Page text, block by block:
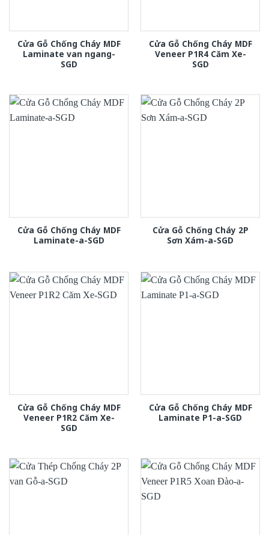
Cửa Gỗ Chống Cháy MDF
Laminate van ngang-
SGD
Cửa Gỗ Chống Cháy MDF
Veneer P1R4 Căm Xe-
SGD
Cửa Gỗ Chống Cháy MDF
Laminate-a-SGD
Cửa Gỗ Chống Cháy 2P
Sơn Xám-a-SGD
Cửa Gỗ Chống Cháy MDF
Veneer P1R2 Căm Xe-
SGD
Cửa Gỗ Chống Cháy MDF
Laminate P1-a-SGD